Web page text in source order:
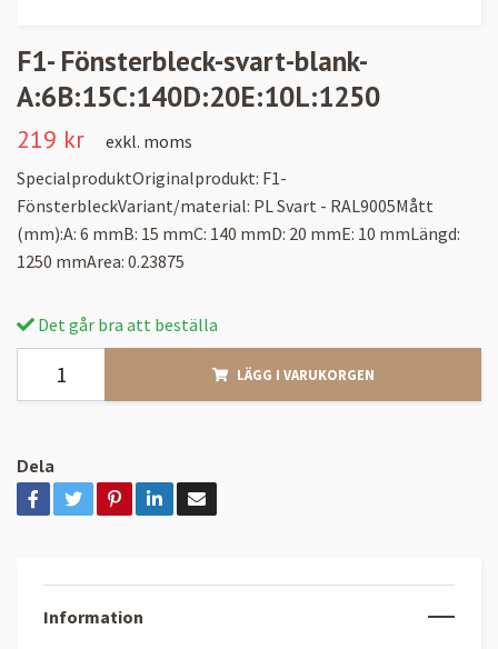
F1- Fönsterbleck-svart-blank-
A:6B:15C:140D:20E:10L:1250
219 kr
exkl. moms
SpecialproduktOriginalprodukt: F1-
FönsterbleckVariant/material: PL Svart - RAL9005Mått
(mm):A: 6 mmB: 15 mmC: 140 mmD: 20 mmE: 10 mmLängd:
1250 mmArea: 0.23875
Det går bra att beställa
LÄGG I VARUKORGEN
Dela
Information